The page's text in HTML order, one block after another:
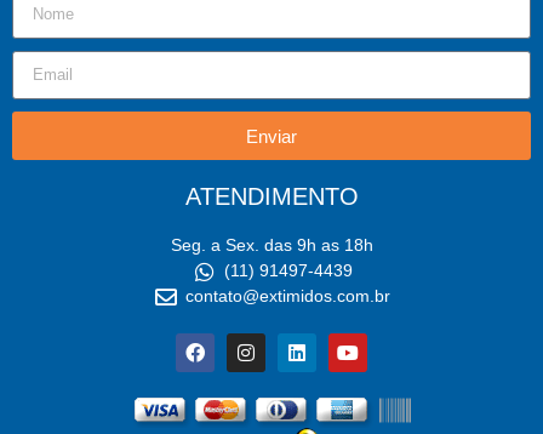
Enviar
ATENDIMENTO
Seg. a Sex. das 9h as 18h
(11) 91497-4439
contato@extimidos.com.br